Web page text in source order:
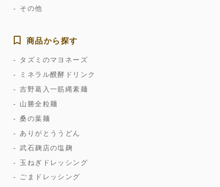
その他
商品から探す
タズミのマヨネーズ
ミネラル醗酵ドリンク
吉野葛入一筋縄素麺
山勝全粒麺
桑の葉麺
ありがとううどん
武石麹店の塩麹
玉ねぎドレッシング
ごまドレッシング